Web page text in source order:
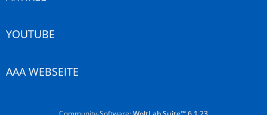
YOUTUBE
AAA WEBSEITE